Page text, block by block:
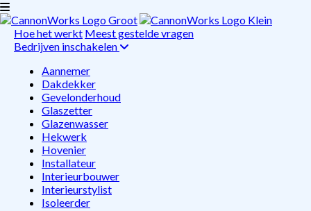
Hoe het werkt Meest gestelde vragen
Bedrijven inschakelen
Aannemer
Dakdekker
Gevelonderhoud
Glaszetter
Glazenwasser
Hekwerk
Hovenier
Installateur
Interieurbouwer
Interieurstylist
Isoleerder